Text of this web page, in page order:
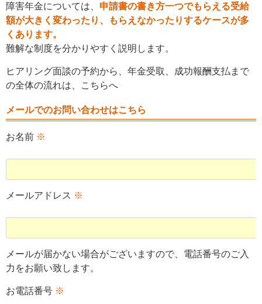
障害年金については、 申請書の書き方一つでもらえる受給
額が大きく変わったり、もらえなかったりするケースが多
くあります。
難解な制度を分かりやすく説明します。
ヒアリング面談の予約から、年金受取、成功報酬支払まで
の全体の流れは、こちらへ
メールでのお問い合わせはこちら
お名前 ※
メールアドレス ※
メールが届かない場合がございますので、電話番号のご入
力をお願い致します。
お電話番号 ※